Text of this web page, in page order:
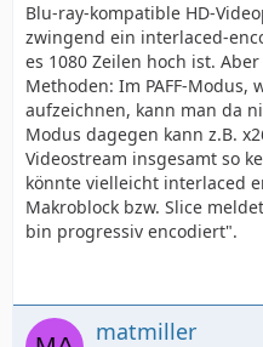
Blu-ray-kompatible HD-
zwingend ein interlaced-
es 1080 Zeilen hoch ist.
Methoden: Im PAFF-Modus,
aufzeichnen, kann man da
Modus dagegen kann z.B.
Videostream insgesamt so
könnte vielleicht interlaced
Makroblock bzw. Slice
bin progressiv encodiert".
matmiller